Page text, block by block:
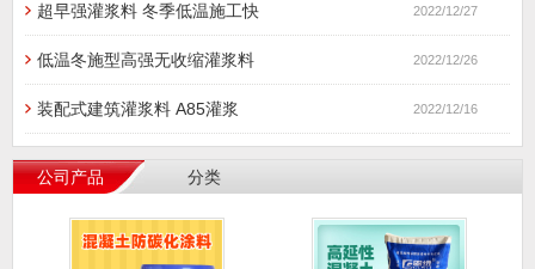
超早强灌浆料 冬季低温施工快 2022/12/27
低温冬施型高强无收缩灌浆料 2022/12/26
装配式建筑灌浆料 A85灌浆 2022/12/16
公司产品 分类